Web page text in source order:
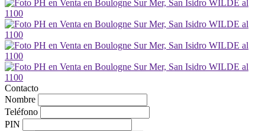
Contacto
Nombre
Teléfono
PIN